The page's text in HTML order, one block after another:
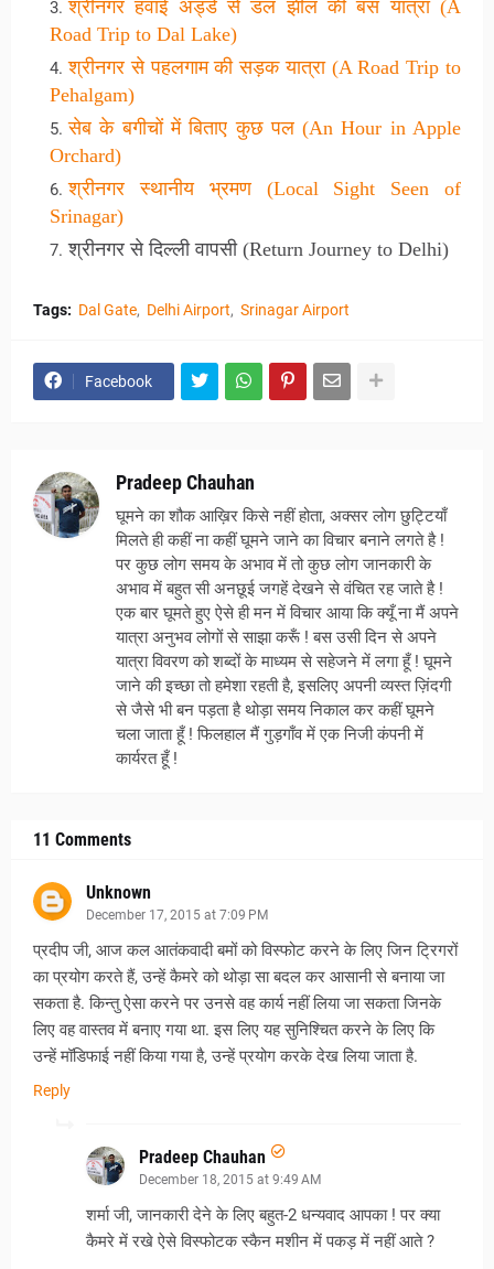
श्रीनगर हवाई अड्डे से डल झील की बस यात्रा (A
Road Trip to Dal Lake)
श्रीनगर से पहलगाम की सड़क यात्रा (A Road Trip to
Pehalgam)
सेब के बगीचों में बिताए कुछ पल (An Hour in Apple
Orchard)
श्रीनगर
स्थानीय
भ्रमण (Local Sight Seen of
Srinagar)
श्रीनगर से दिल्ली वापसी (Return Journey to Delhi)
Tags: Dal Gate Delhi Airport Srinagar Airport
Facebook
Pradeep Chauhan
घूमने का शौक आख़िर किसे नहीं होता, अक्सर लोग छुट्टियाँ
मिलते ही कहीं ना कहीं घूमने जाने का विचार बनाने लगते है !
पर कुछ लोग समय के अभाव में तो कुछ लोग जानकारी के
अभाव में बहुत सी अनछूई जगहें देखने से वंचित रह जाते है !
एक बार घूमते हुए ऐसे ही मन में विचार आया कि क्यूँ ना मैं अपने
यात्रा अनुभव लोगों से साझा करूँ ! बस उसी दिन से अपने
यात्रा विवरण को शब्दों के माध्यम से सहेजने में लगा हूँ ! घूमने
जाने की इच्छा तो हमेशा रहती है, इसलिए अपनी व्यस्त ज़िंदगी
से जैसे भी बन पड़ता है थोड़ा समय निकाल कर कहीं घूमने
चला जाता हूँ ! फिलहाल मैं गुड़गाँव में एक निजी कंपनी में
कार्यरत हूँ !
11 Comments
Unknown
December 17, 2015 at 7:09 PM
प्रदीप जी, आज कल आतंकवादी बमों को विस्फोट करने के लिए जिन ट्रिगरों
का प्रयोग करते हैं, उन्हें कैमरे को थोड़ा सा बदल कर आसानी से बनाया जा
सकता है. किन्तु ऐसा करने पर उनसे वह कार्य नहीं लिया जा सकता जिनके
लिए वह वास्तव में बनाए गया था. इस लिए यह सुनिश्चित करने के लिए कि
उन्हें मॉडिफाई नहीं किया गया है, उन्हें प्रयोग करके देख लिया जाता है.
Reply
Pradeep Chauhan
December 18, 2015 at 9:49 AM
शर्मा जी, जानकारी देने के लिए बहुत-2 धन्यवाद आपका ! पर क्या
कैमरे में रखे ऐसे विस्फोटक स्कैन मशीन में पकड़ में नहीं आते ?